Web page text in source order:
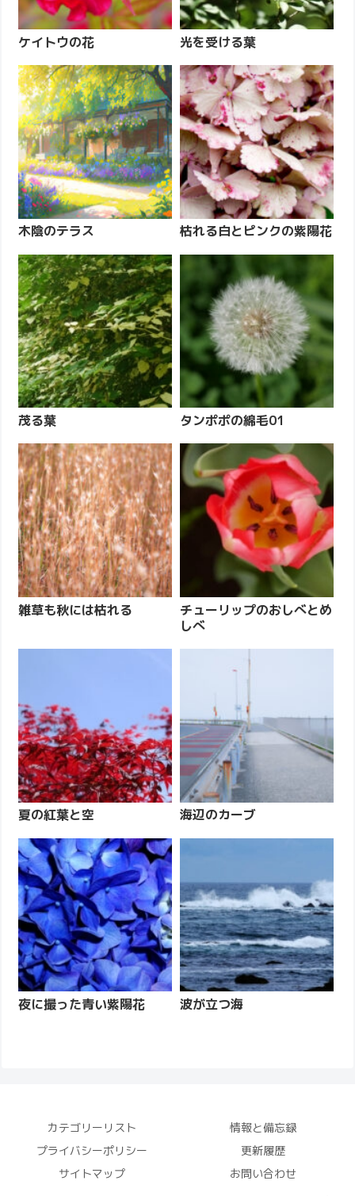
ケイトウの花 光を受ける葉
木陰のテラス 枯れる白とピンクの紫陽花
茂る葉 タンポポの綿毛01
雑草も秋には枯れる
チューリップのおしべとめ
しべ
夏の紅葉と空 海辺のカーブ
夜に撮った青い紫陽花 波が立つ海
カテゴリーリスト
情報と備忘録
プライバシーポリシー
更新履歴
サイトマップ
お問い合わせ